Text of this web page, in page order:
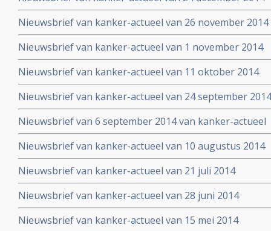
Nieuwsbrief van kanker-actueel van 26 november 2014
Nieuwsbrief van kanker-actueel van 1 november 2014
Nieuwsbrief van kanker-actueel van 11 oktober 2014
Nieuwsbrief van kanker-actueel van 24 september 2014
Nieuwsbrief van 6 september 2014 van kanker-actueel
Nieuwsbrief van kanker-actueel van 10 augustus 2014
Nieuwsbrief van kanker-actueel van 21 juli 2014
Nieuwsbrief van kanker-actueel van 28 juni 2014
Nieuwsbrief van kanker-actueel van 15 mei 2014